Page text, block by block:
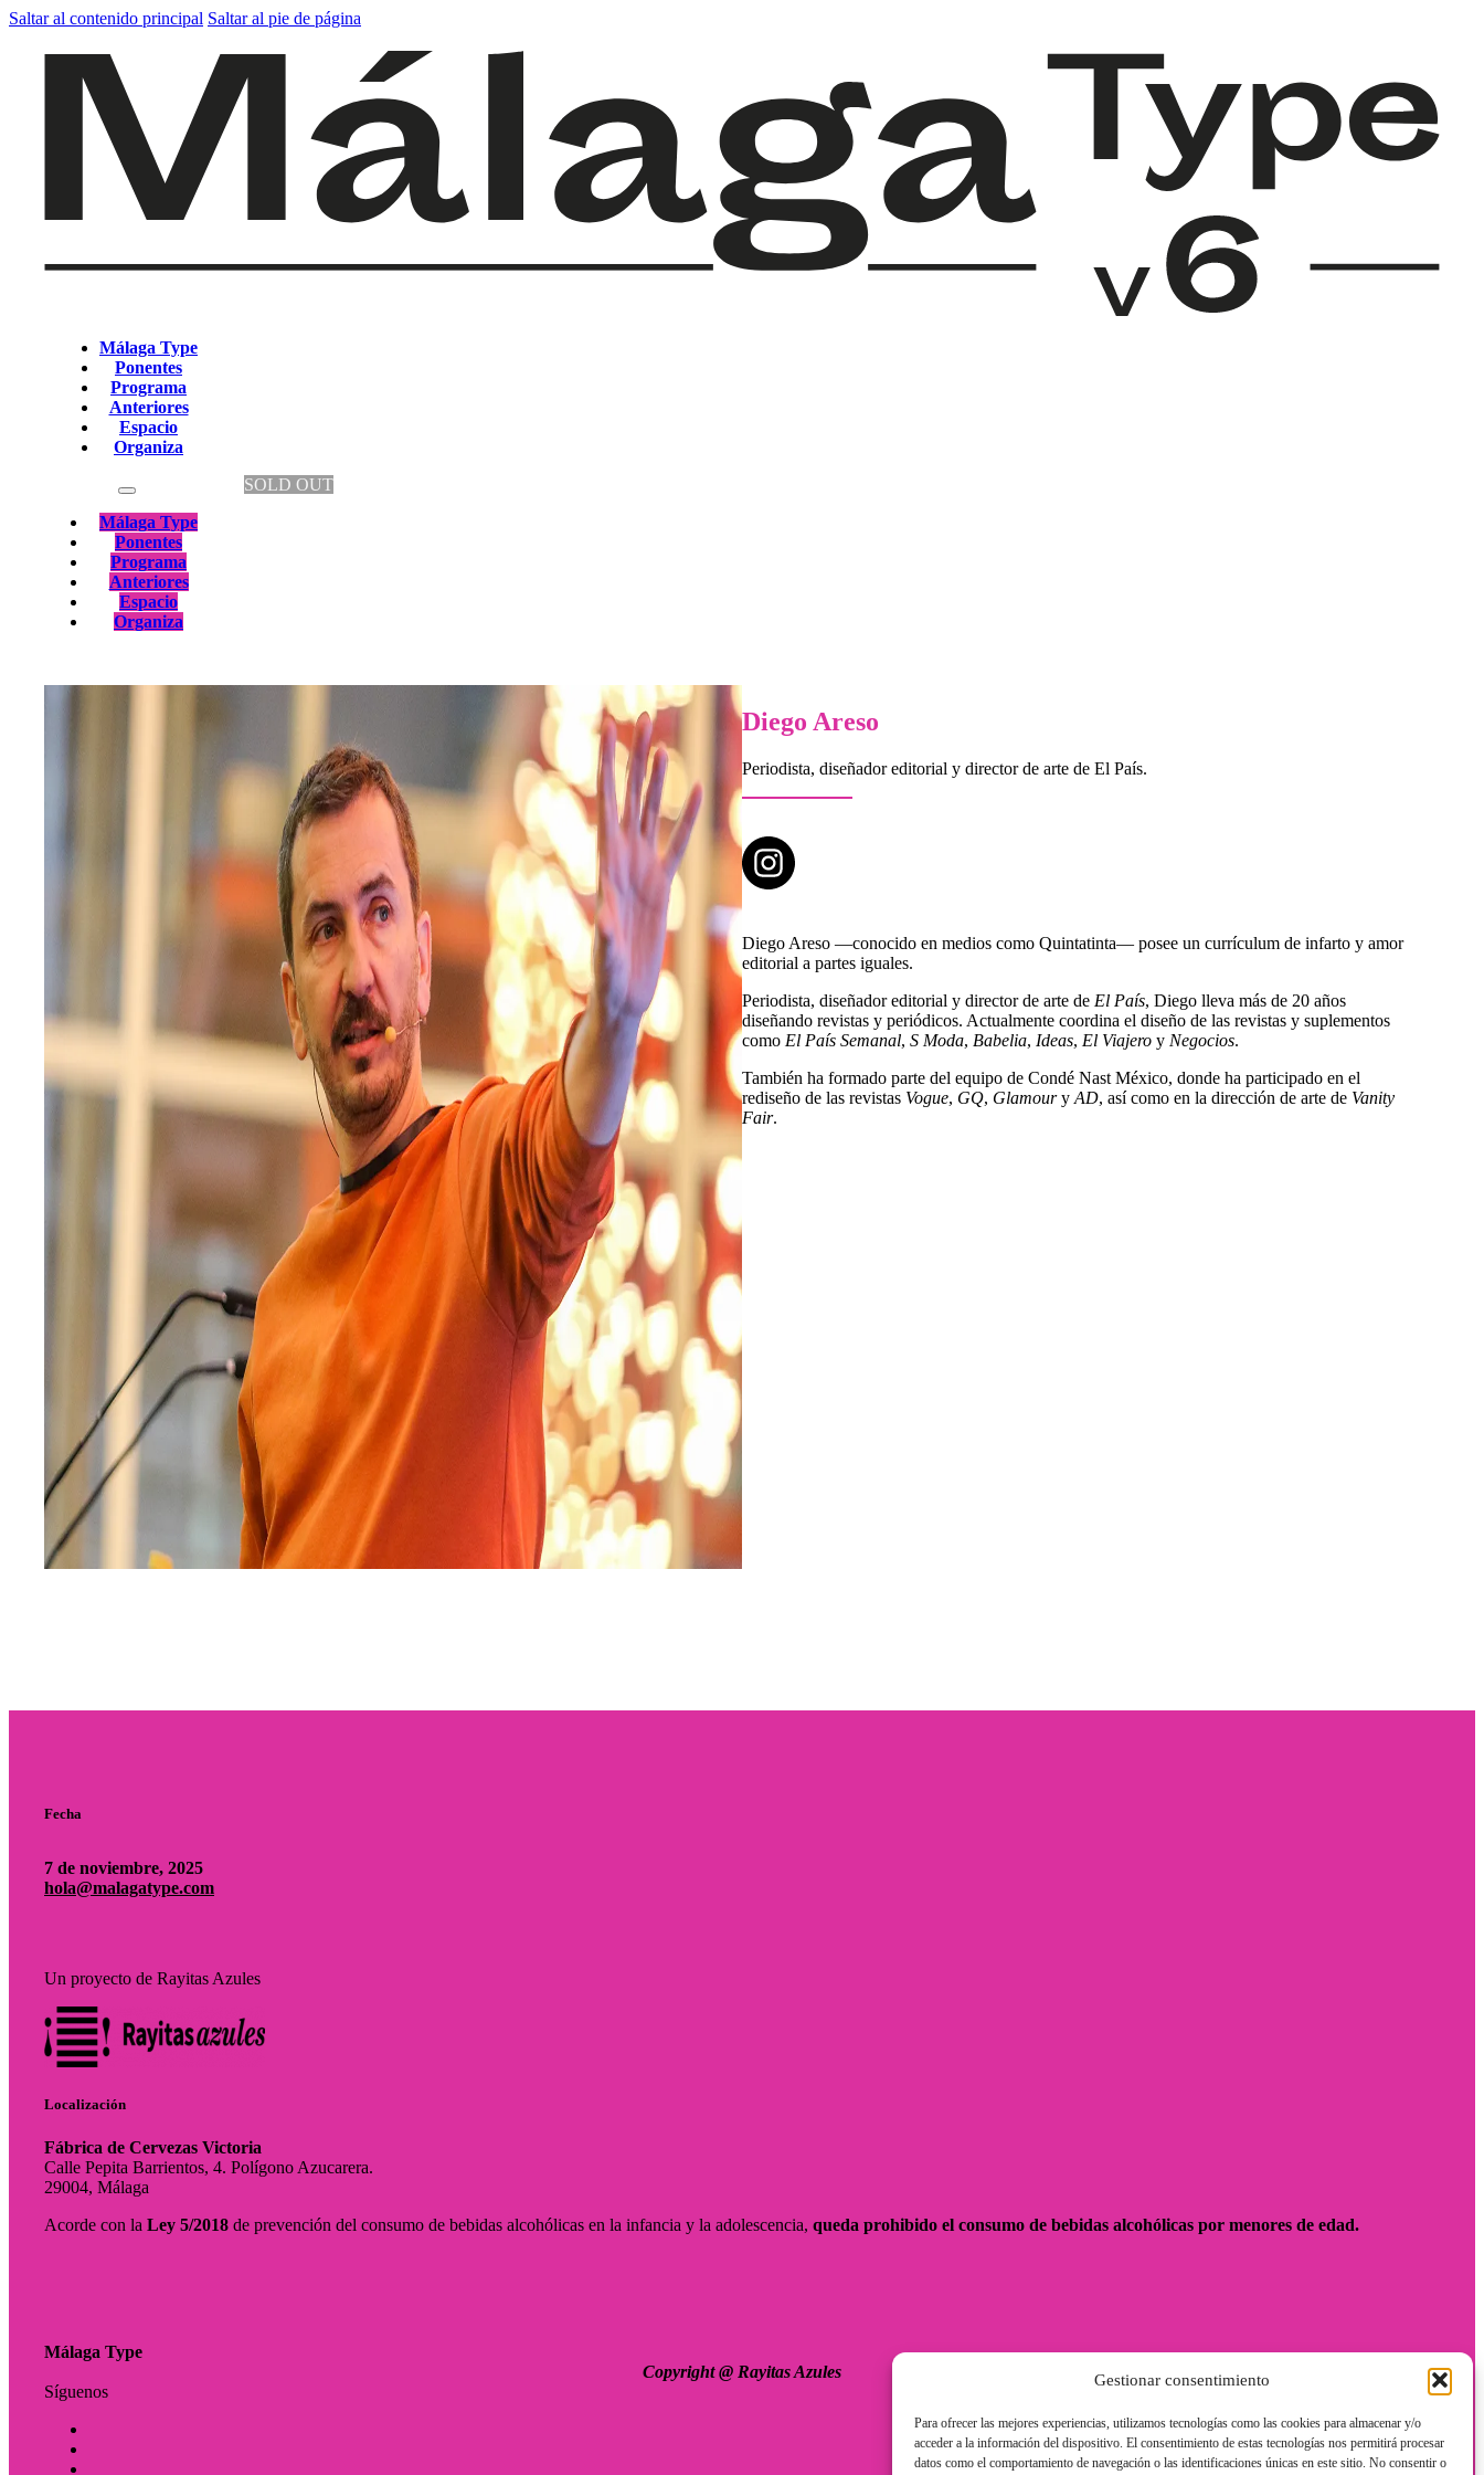
Gestionar consentimiento
Para ofrecer las mejores experiencias, utilizamos tecnologías como las cookies para almacenar y/o
acceder a la información del dispositivo. El consentimiento de estas tecnologías nos permitirá procesar
datos como el comportamiento de navegación o las identificaciones únicas en este sitio. No consentir o
Saltar al contenido principal Saltar al pie de página
Málaga Type
Ponentes
Programa
Anteriores
Espacio
Organiza
Málaga Type
Ponentes
Programa
Anteriores
Espacio
Organiza
SOLD OUT
Diego Areso
Periodista, diseñador editorial y director de arte de El País.
Diego Areso —conocido en medios como Quintatinta— posee un currículum de infarto y amor
editorial a partes iguales.
Periodista, diseñador editorial y director de arte de El País, Diego lleva más de 20 años
diseñando revistas y periódicos. Actualmente coordina el diseño de las revistas y suplementos
como El País Semanal, S Moda, Babelia, Ideas, El Viajero y Negocios.
También ha formado parte del equipo de Condé Nast México, donde ha participado en el
rediseño de las revistas Vogue, GQ, Glamoury AD, así como en la dirección de arte de Vanity
Fair.
Fecha
7 de noviembre, 2025
hola@malagatype.com
Un proyecto de Rayitas Azules
Localización
Fábrica de Cervezas Victoria
Calle Pepita Barrientos, 4. Polígono Azucarera.
29004, Málaga
Acorde con la Ley 5/2018 de prevención del consumo de bebidas alcohólicas en la infancia y la adolescencia, queda prohibido el consumo de bebidas alcohólicas por menores de edad.
Málaga Type
Copyright @ Rayitas Azules
Síguenos